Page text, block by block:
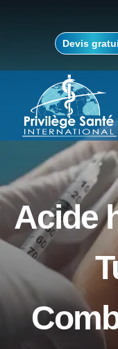
Devis
Acide